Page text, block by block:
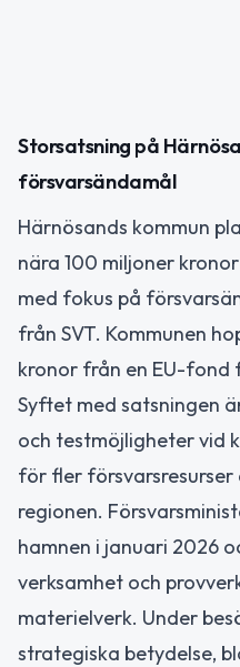
Storsatsning på
försvarsändamål
Härnösands kommun
nära 100 miljoner
med fokus på
från SVT. Kommunen
kronor från en EU-fond
Syftet med satsningen
och testmöjligheter vid
för fler
regionen.
hamnen i januari 2026
verksamhet och
materielverk. Under
strategiska betydelse,